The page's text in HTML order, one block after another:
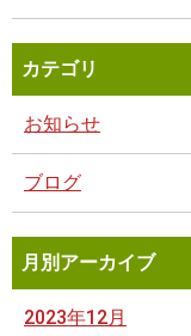
カテゴリ
お知らせ
ブログ
月別アーカイブ
2023年12月